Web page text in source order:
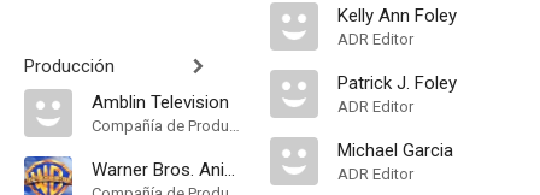
Producción
Amblin Television
Compañía de Produccion
Warner Bros. Animation
Kelly Ann Foley
ADR Editor
Patrick J. Foley
ADR Editor
Michael Garcia
ADR Editor